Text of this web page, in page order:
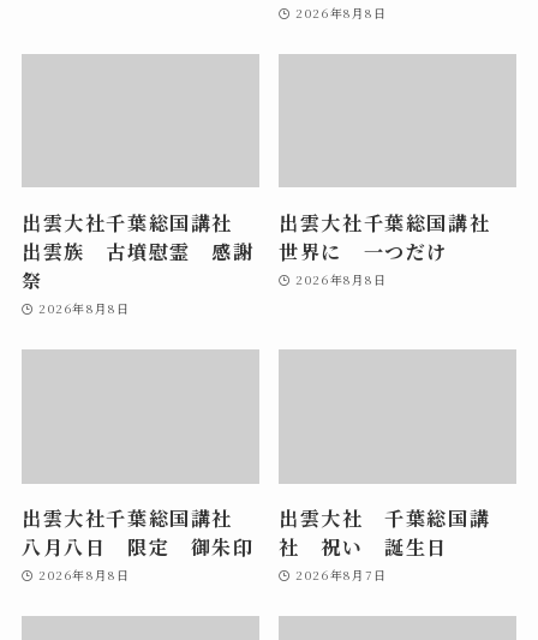
2026年8月8日
出雲大社千葉総国講社
出雲族 古墳慰霊 感謝
祭
2026年8月8日
出雲大社千葉総国講社
世界に 一つだけ
2026年8月8日
出雲大社千葉総国講社
八月八日 限定 御朱印
2026年8月8日
出雲大社 千葉総国講
社 祝い 誕生日
2026年8月7日